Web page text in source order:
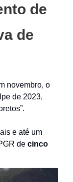
de
de
novembro, o
de 2023,
e até um
de cinco